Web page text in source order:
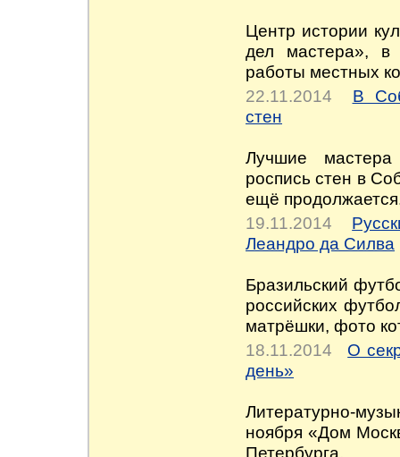
Центр истории
дел мастера», в
работы местных
22.11.2014
В
стен
Лучшие
роспись стен в
ещё
19.11.2014
Леандро да Силва
Бразильский
российских
матрёшки, фото
18.11.2014
О
день»
Литературно-
ноября «Дом
Петербурга.